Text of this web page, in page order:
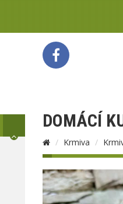
DOMÁCÍ
Krmiva